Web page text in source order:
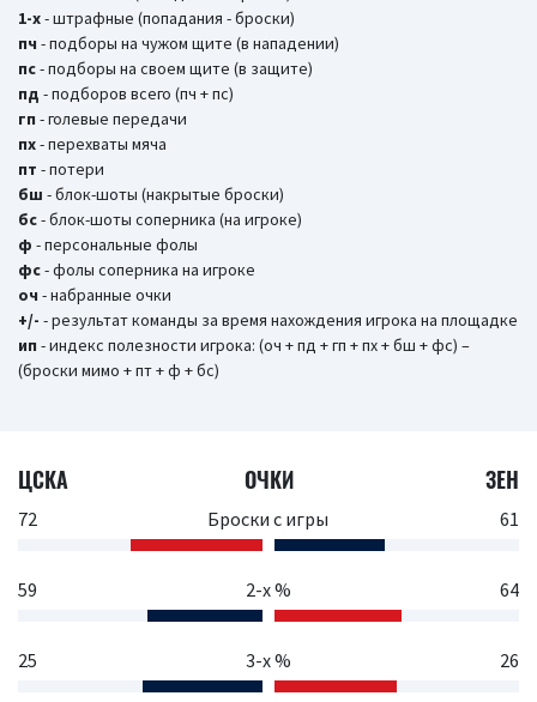
1-х- штрафные (попадания - броски)
пч - подборы на чужом щите (в нападении)
пс- подборы на своем щите (в защите)
пд - подборов всего (пч + пс)
гп - голевые передачи
пх- перехваты мяча
пт - потери
бш - блок-шоты (накрытые броски)
бc- блок-шоты соперника (на игроке)
ф - персональные фолы
фс- фолы соперника на игроке
оч - набранные очки
+/- - результат команды за время нахождения игрока на площадке
ип - индекс полезности игрока: (оч + пд + гп + пх + бш + фс) –
(броски мимо + пт + ф + бс)
ЦСКА ОЧКИ ЗЕН
72 Броски с игры 61
59 2-х % 64
25 3-х % 26